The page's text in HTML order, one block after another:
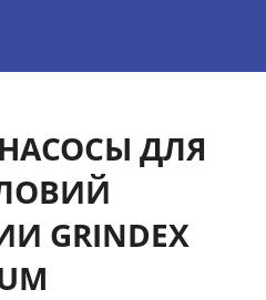
ДЛЯ
GRINDEX